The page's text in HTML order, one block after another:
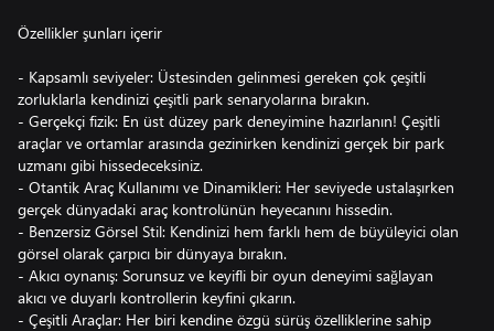
Özellikler şunları içerir
- Kapsamlı seviyeler: Üstesinden gelinmesi gereken çok çeşitli
zorluklarla kendinizi çeşitli park senaryolarına bırakın.
- Gerçekçi fizik: En üst düzey park deneyimine hazırlanın! Çeşitli
araçlar ve ortamlar arasında gezinirken kendinizi gerçek bir park
uzmanı gibi hissedeceksiniz.
- Otantik Araç Kullanımı ve Dinamikleri: Her seviyede ustalaşırken
gerçek dünyadaki araç kontrolünün heyecanını hissedin.
- Benzersiz Görsel Stil: Kendinizi hem farklı hem de büyüleyici olan
görsel olarak çarpıcı bir dünyaya bırakın.
- Akıcı oynanış: Sorunsuz ve keyifli bir oyun deneyimi sağlayan
akıcı ve duyarlı kontrollerin keyfini çıkarın.
- Çeşitli Araçlar: Her biri kendine özgü sürüş özelliklerine sahip